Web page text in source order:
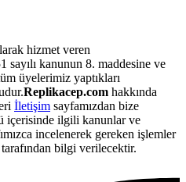
hizmet veren
sayılı kanunun 8. maddesine ve
üyelerimiz yaptıkları
Replikacep.com hakkında
İletişim sayfamızdan bize
içerisinde ilgili kanunlar ve
incelenerek gereken işlemler
bilgi verilecektir.